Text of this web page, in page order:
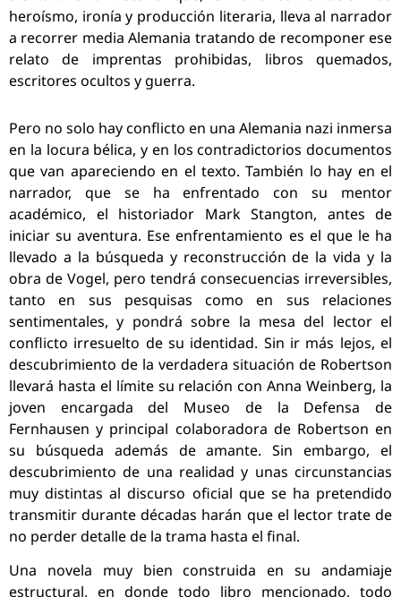
heroísmo, ironía y producción literaria, lleva al narrador
a recorrer media Alemania tratando de recomponer ese
relato de imprentas prohibidas, libros quemados,
escritores ocultos y guerra.
Pero no solo hay conflicto en una Alemania nazi inmersa
en la locura bélica, y en los contradictorios documentos
que van apareciendo en el texto. También lo hay en el
narrador, que se ha enfrentado con su mentor
académico, el historiador Mark Stangton, antes de
iniciar su aventura. Ese enfrentamiento es el que le ha
llevado a la búsqueda y reconstrucción de la vida y la
obra de Vogel, pero tendrá consecuencias irreversibles,
tanto en sus pesquisas como en sus relaciones
sentimentales, y pondrá sobre la mesa del lector el
conflicto irresuelto de su identidad. Sin ir más lejos, el
descubrimiento de la verdadera situación de Robertson
llevará hasta el límite su relación con Anna Weinberg, la
joven encargada del Museo de la Defensa de
Fernhausen y principal colaboradora de Robertson en
su búsqueda además de amante. Sin embargo, el
descubrimiento de una realidad y unas circunstancias
muy distintas al discurso oficial que se ha pretendido
transmitir durante décadas harán que el lector trate de
no perder detalle de la trama hasta el final.
Una novela muy bien construida en su andamiaje
estructural, en donde todo libro mencionado, todo